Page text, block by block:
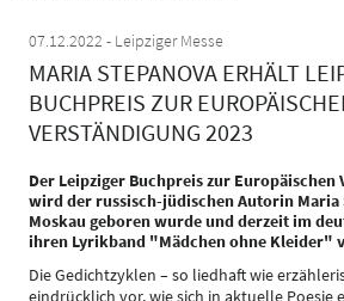
07.12.2022
Leipziger Messe
MARIA STEPANOVA ERHÄLT
BUCHPREIS ZUR
VERSTÄNDIGUNG 2023
Der Leipziger Buchpreis zur Europäischen
wird der russisch-jüdischen Autorin Maria
Moskau geboren wurde und derzeit im
ihren Lyrikband "Mädchen ohne Kleider"
Die Gedichtzyklen – so liedhaft wie
eindrücklich vor, wie sich in aktuelle Poesie